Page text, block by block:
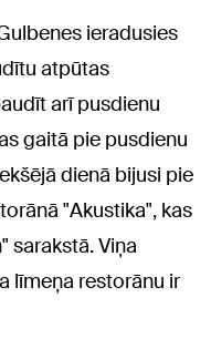
ieradusies
atpūtas
arī pusdienu
gaitā pie pusdienu
dienā bijusi pie
"Akustika", kas
sarakstā. Viņa
līmeņa restorānu ir